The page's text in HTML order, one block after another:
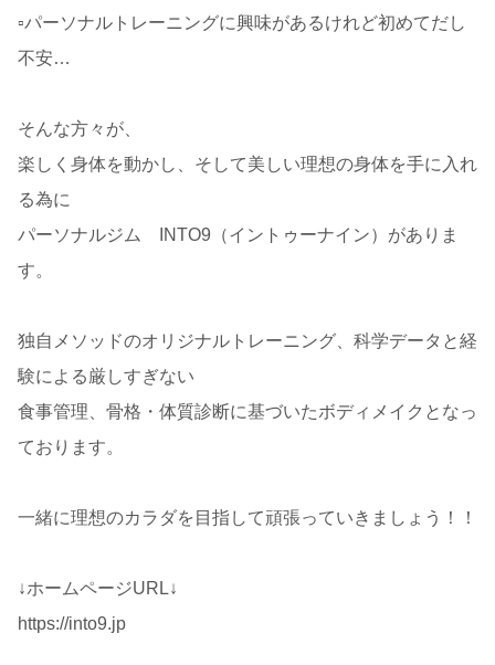
▫️パーソナルトレーニングに興味があるけれど初めてだし
不安…
そんな方々が、
楽しく身体を動かし、そして美しい理想の身体を手に入れ
る為に
パーソナルジム INTO9（イントゥーナイン）がありま
す。
独自メソッドのオリジナルトレーニング、科学データと経
験による厳しすぎない
食事管理、骨格・体質診断に基づいたボディメイクとなっ
ております。
一緒に理想のカラダを目指して頑張っていきましょう！！
↓ホームページURL↓
https://into9.jp